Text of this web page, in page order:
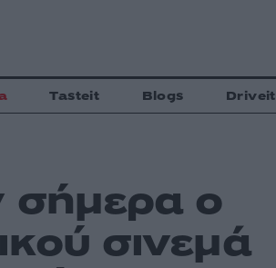
Tasteit Blogs Driveit
σήμερα ο
σινεμά